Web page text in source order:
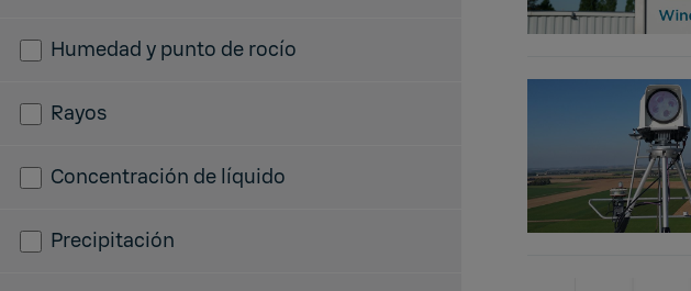
Humedad y punto de rocío
Rayos
Concentración de líquido
Precipitación